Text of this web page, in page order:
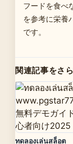
フードを食べ
を参考に栄養
です。
関連記事をさ
ทดลองเล่นสล็อต